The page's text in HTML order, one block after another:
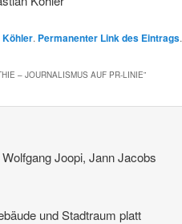
Köhler. Permanenter Link des Eintrags.
– JOURNALISMUS AUF PR-LINIE”
Joopi, Jann Jacobs
und Stadtraum platt